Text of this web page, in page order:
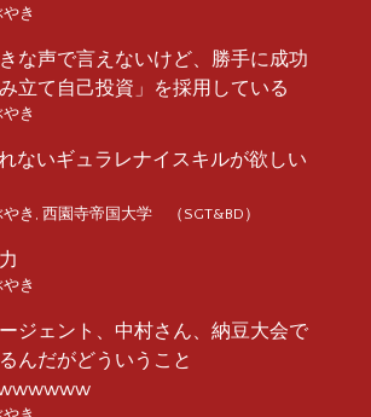
き
な声で言えないけど、勝手に成功
立て自己投資」を採用している
き
ないギュラレナイスキルが欲しい
き , 西園寺帝国大学 （SGT&BD）
き
ジェント、中村さん、納豆大会で
んだがどういうこと